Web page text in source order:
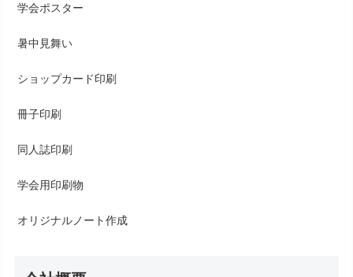
学会ポスター
暑中見舞い
ショップカード印刷
冊子印刷
同人誌印刷
学会用印刷物
オリジナルノート作成